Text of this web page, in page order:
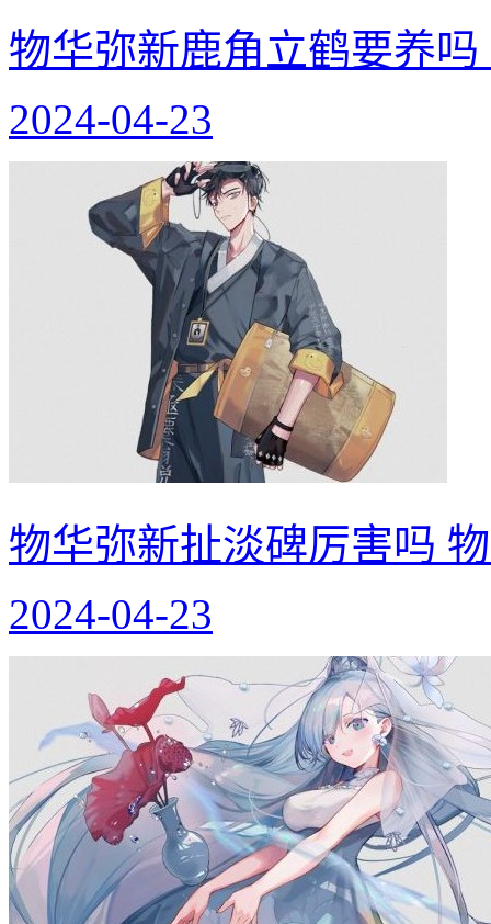
物华弥新鹿角立鹤要养
2024-04-23
物华弥新扯淡碑厉害吗
2024-04-23